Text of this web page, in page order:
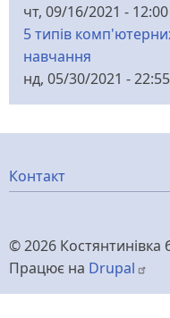
чт, 09/16/2021 - 12:00
5 типів
навчання
нд, 05/30/2021 - 22:55
Меню
Контакт
© 2026 Костянтинівка
Працює на Drupal